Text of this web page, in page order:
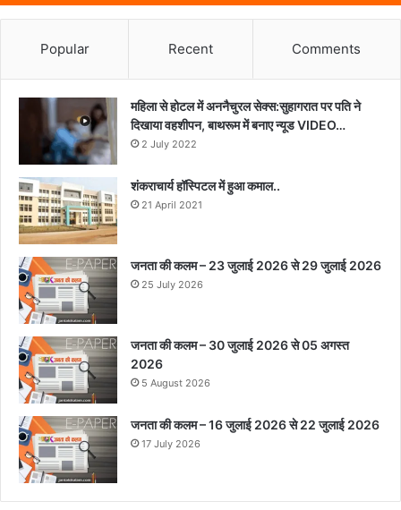
Popular Recent Comments
महिला से होटल में अननैचुरल सेक्स:सुहागरात पर पति ने
दिखाया वहशीपन, बाथरूम में बनाए न्यूड VIDEO…
2 July 2022
शंकराचार्य हॉस्पिटल में हुआ कमाल..
21 April 2021
जनता की कलम – 23 जुलाई 2026 से 29 जुलाई 2026
25 July 2026
जनता की कलम – 30 जुलाई 2026 से 05 अगस्त
2026
5 August 2026
जनता की कलम – 16 जुलाई 2026 से 22 जुलाई 2026
17 July 2026